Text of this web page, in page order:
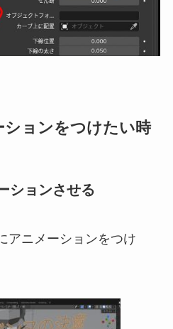
ションをつけたい時
ションさせる
アニメーションをつけ